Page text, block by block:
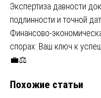
Навигация
по
записям
Экспертиза давности
подлинности и точной
Финансово-
спорах: Ваш ключ к
💼⚖️
Похожие статьи